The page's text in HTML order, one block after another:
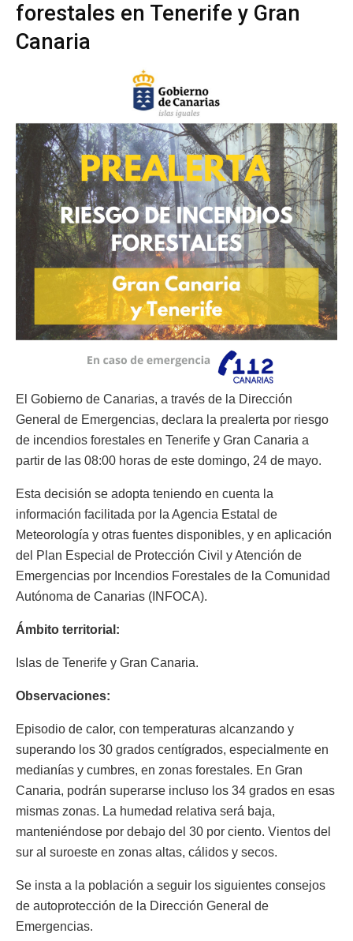
forestales en Tenerife y Gran
Canaria
El Gobierno de Canarias, a través de la Dirección
General de Emergencias, declara la prealerta por riesgo
de incendios forestales en Tenerife y Gran Canaria a
partir de las 08:00 horas de este domingo, 24 de mayo.
Esta decisión se adopta teniendo en cuenta la
información facilitada por la Agencia Estatal de
Meteorología y otras fuentes disponibles, y en aplicación
del Plan Especial de Protección Civil y Atención de
Emergencias por Incendios Forestales de la Comunidad
Autónoma de Canarias (INFOCA).
Ámbito territorial:
Islas de Tenerife y Gran Canaria.
Observaciones:
Episodio de calor, con temperaturas alcanzando y
superando los 30 grados centígrados, especialmente en
medianías y cumbres, en zonas forestales. En Gran
Canaria, podrán superarse incluso los 34 grados en esas
mismas zonas. La humedad relativa será baja,
manteniéndose por debajo del 30 por ciento. Vientos del
sur al suroeste en zonas altas, cálidos y secos.
Se insta a la población a seguir los siguientes consejos
de autoprotección de la Dirección General de
Emergencias.